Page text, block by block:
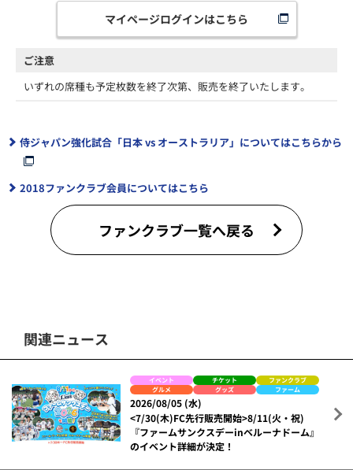
マイページログインはこちら
ご注意
いずれの席種も予定枚数を終了次第、販売を終了いたします。
侍ジャパン強化試合「日本 vs オーストラリア」についてはこちらから
2018ファンクラブ会員についてはこちら
ファンクラブ一覧へ戻る
関連ニュース
イベント チケット
ファンクラブ
グルメ
グッズ ファーム
2026/08/05 (水)
<7/30(木)FC先行販売開始>8/11(火・祝)
『ファームサンクスデーinベルーナドーム』
のイベント詳細が決定！